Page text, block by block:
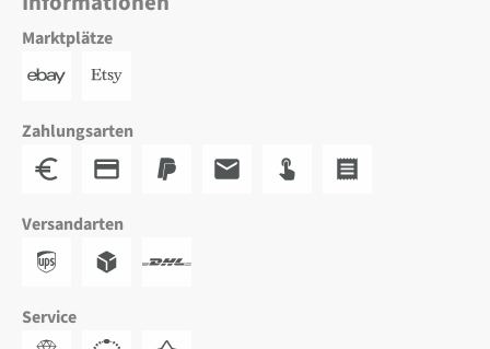
Marktplätze
Zahlungsarten
Versandarten
Service